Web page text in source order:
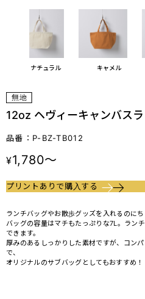
ナチュラル キャメル
12oz ヘヴィーキャンバス
品番：P-BZ-TB012
¥1,780～
プリントありで購入する
ランチバッグやお散歩グッズを入れるのに
バッグの容量はマチもたっぷりな7L。ラン
できます。
厚みのあるしっかりした素材ですが、コン
で、
オリジナルのサブバッグとしてもおすすめ！